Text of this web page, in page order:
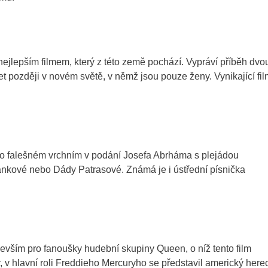
filmem, který z této země pochází. Vypráví příběh
později v novém světě, v němž jsou pouze ženy. Vynikající
vrchním v podání Josefa Abrháma s plejádou
nebo Dády Patrasové. Známá je i ústřední písnička
pro fanoušky hudební skupiny Queen, o níž tento film
hlavní roli Freddieho Mercuryho se představil americký